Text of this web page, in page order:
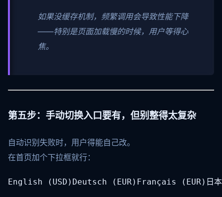
如果没缓存机制，频繁调用会导致性能下降
——特别是页面加载慢的时候，用户等得心
焦。
第五步：手动切换入口要有，但别整得太复杂
自动识别失败时，用户得能自己改。
在首页加个下拉框就行：
English (USD)Deutsch (EUR)Français (EUR)日